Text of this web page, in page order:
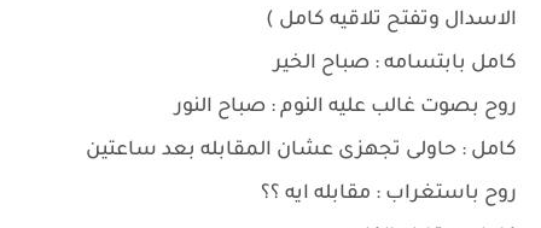
الاسدال وتفتح تلاقيه كامل )
كامل بابتسامه : صباح الخير
روح بصوت غالب عليه النوم : صباح النور
كامل : حاولى تجهزى عشان المقابله بعد ساعتين
روح باستغراب : مقابله ايه ؟؟